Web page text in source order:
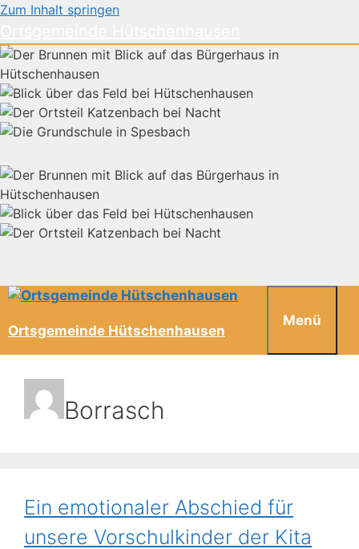
Zum Inhalt springen
Ortsgemeinde Hütschenhausen
Menü
Borrasch
Ein emotionaler Abschied für
unsere Vorschulkinder der Kita